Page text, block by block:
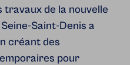
de la nouvelle
Saint-Denis a
créant des
pour